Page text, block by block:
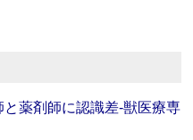
と薬剤師に認識差‐獣医療専